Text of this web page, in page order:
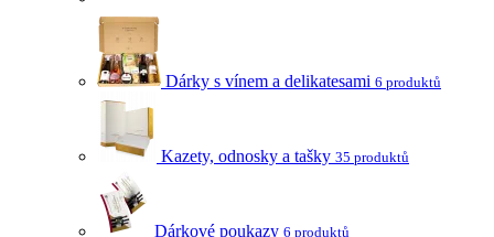
Dárky s vínem a delikatesami 6 produktů
Kazety, odnosky a tašky 35 produktů
Dárkové poukazy 6 produktů